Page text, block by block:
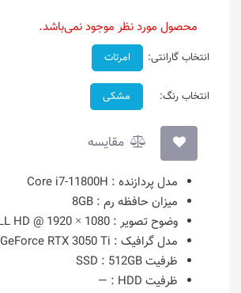
محصول مورد نظر موجود نمی‌باشد.
انتخاب گارانتی: امرتات
انتخاب رنگ: مشکی
مقایسه
مدل پردازنده : Core i7-11800H
میزان حافظه رم : 8GB
وضوح تصویر : 1080 × 1920 @ FULL HD
مدل گرافیک : RTX 3050 Ti
ظرفیت SSD :512GB
ظرفیت HDD :
—